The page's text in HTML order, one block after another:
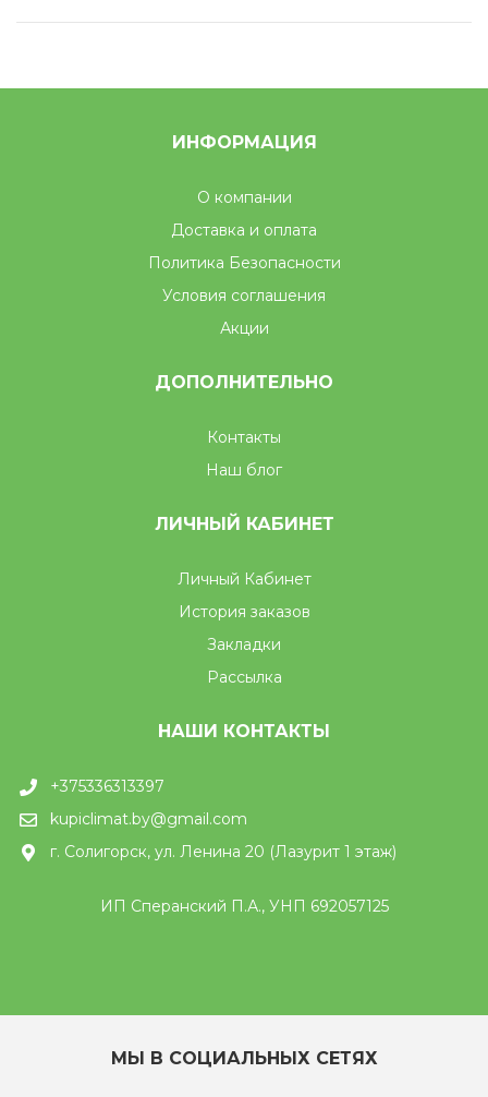
ИНФОРМАЦИЯ
О компании
Доставка и оплата
Политика Безопасности
Условия соглашения
Акции
ДОПОЛНИТЕЛЬНО
Контакты
Наш блог
ЛИЧНЫЙ КАБИНЕТ
Личный Кабинет
История заказов
Закладки
Рассылка
НАШИ КОНТАКТЫ
+375336313397
kupiclimat.by@gmail.com
г. Солигорск, ул. Ленина 20 (Лазурит 1 этаж)
ИП Сперанский П.А., УНП 692057125
МЫ В СОЦИАЛЬНЫХ СЕТЯХ